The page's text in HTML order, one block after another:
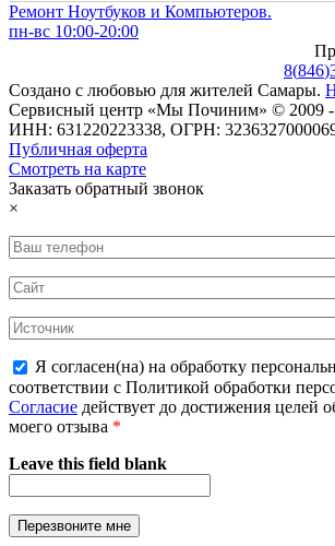
Ремонт Ноутбуков и Компьютеров.
пн-вс 10:00-20:00
8(846)
Создано с любовью для жителей Самары.
Сервисный центр «Мы Починим» © 2009 -
ИНН: 631220223338, ОГРН:
Публичная оферта
Смотреть на карте
Заказать обратный звонок
×
Я согласен(на) на обработку
соответствии с Политикой обработки
Согласие действует до достижения целей
моего отзыва *
Leave this field blank